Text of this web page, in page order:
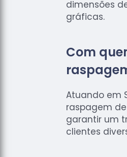
dimensões
gráficas.
Com
Atuando em
raspagem
garantir um
clientes